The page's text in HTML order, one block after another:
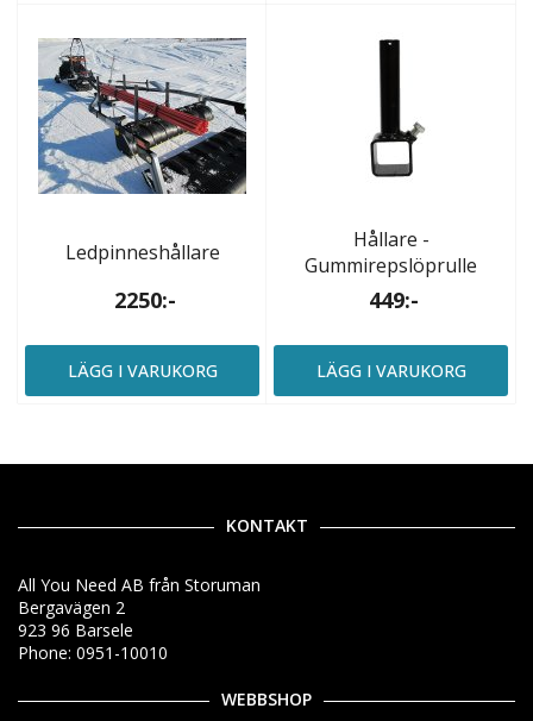
Ledpinneshållare
2250:-
LÄGG I VARUKORG
Hållare -
Gummirepslöprulle
449:-
LÄGG I VARUKORG
KONTAKT
All You Need AB från Storuman
Bergavägen 2
923 96 Barsele
Phone: 0951-10010
WEBBSHOP